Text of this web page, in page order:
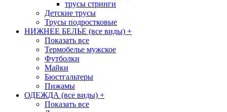
трусы стринги
Детские трусы
Трусы подростковые
НИЖНЕЕ БЕЛЬЕ (все виды) +
Показать все
Термобелье мужское
Футболки
Майки
Бюстгальтеры
Пижамы
ОДЕЖДА (все виды) +
Показать все